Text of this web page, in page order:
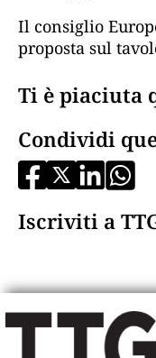
Il consiglio
proposta sul
Ti è piaciuta
Condividi
Iscriviti a